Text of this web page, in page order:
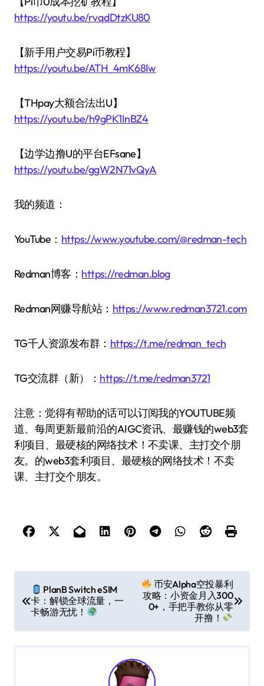
https://youtu.be/rvqdDtzKU80
【新手用户交易Pi币教程】
https://youtu.be/ATH_4mK68Iw
【THpay大额合法出U】
https://youtu.be/h9gPK1InBZ4
【边学边撸U的平台EFsane】
https://youtu.be/ggW2N71vQyA
我的频道：
YouTube： https://www.youtube.com/@redman-tech
Redman博客： https://redman.blog
Redman网赚导航站： https://www.redman3721.com
TG千人资源发布群： https://t.me/redman_tech
TG交流群（新）： https://t.me/redman3721
注意：觉得有帮助的话可以订阅我的YOUTUBE频
道、每周更新最前沿的AIGC资讯、最赚钱的web3套
利项目、最硬核的网络技术！不卖课、主打交个朋
友。的web3套利项目、最硬核的网络技术！不卖
课、主打交个朋友。
章
PlanB Switch eSIM
卡：解锁全球流量，一
卡畅游无忧！
币安Alpha空投暴利
攻略：小资金月入300
0+，手把手教你从零
开撸！